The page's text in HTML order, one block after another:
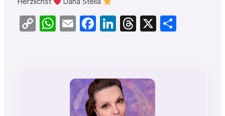
CopyWhatsApp
EmailFacebook
LinkedIn
Threads
X Teilen